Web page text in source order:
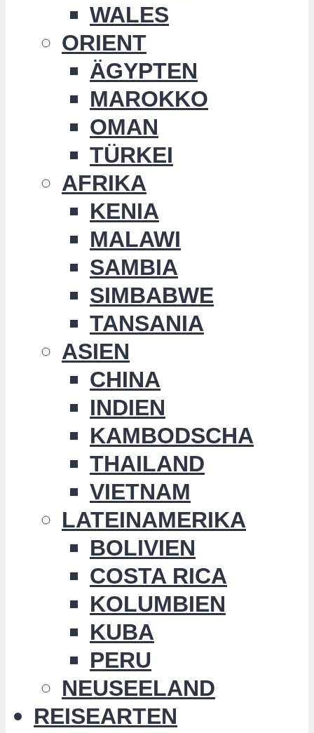
WALES
ORIENT
ÄGYPTEN
MAROKKO
OMAN
TÜRKEI
AFRIKA
KENIA
MALAWI
SAMBIA
SIMBABWE
TANSANIA
ASIEN
CHINA
INDIEN
KAMBODSCHA
THAILAND
VIETNAM
LATEINAMERIKA
BOLIVIEN
COSTA RICA
KOLUMBIEN
KUBA
PERU
NEUSEELAND
REISEARTEN